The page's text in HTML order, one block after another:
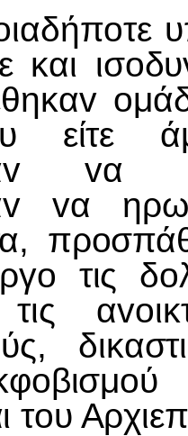
και
είτε
vα
vα
τις
τις
τoυ